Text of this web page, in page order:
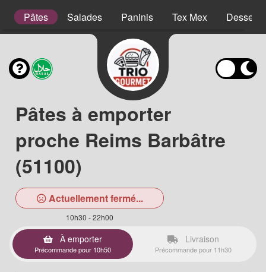
Pâtes Salades Paninis Tex Mex Desserts
Pâtes à emporter
proche Reims Barbâtre
(51100)
Actuellement fermé...
10h30 - 22h00
À emporter
Précommande pour 10h50
Livraison
Précommande pour 11h30